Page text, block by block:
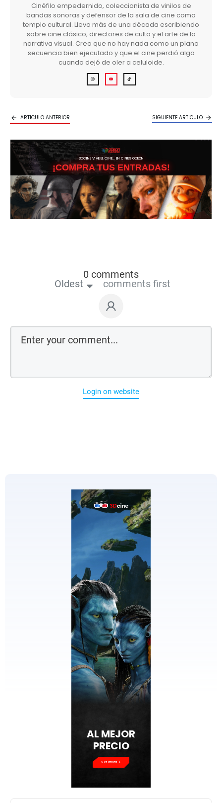
Cinéfilo empedernido, coleccionista de vinilos de
bandas sonoras y defensor de la sala de cine como
templo cultural. Llevo más de una década escribiendo
sobre cine clásico, directores de culto y el arte de la
narrativa visual. Creo que no hay nada como un plano
secuencia bien ejecutado y que el cine perdió algo
cuando dejó de oler a celuloide.
ARTICULO ANTERIOR SIGUIENTE ARTICULO
3DCINE VIVE EL CINE… EN CINES ODEÓN
¡COMPRA TUS ENTRADAS!
0 comments
Oldest comments first
Login on website
AL MEJOR
PRECIO
Ver ahora